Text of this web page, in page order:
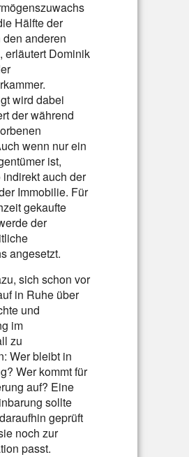
Hälfte der
anderen
erläutert Dominik
wird dabei
der während
wenn nur ein
ist,
auch der
Immobilie. Für
gekaufte
der
angesetzt.
sich schon vor
in Ruhe über
und
im
zu
Wer bleibt in
Wer kommt für
auf? Eine
sollte
geprüft
noch zur
passt.